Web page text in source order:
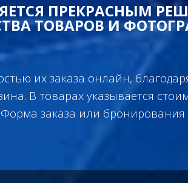
ПРЕКРАСНЫМ
ТОВАРОВ И
их заказа онлайн,
В товарах указывается
заказа или бронирования